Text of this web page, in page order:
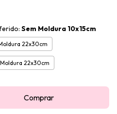
Sem Moldura 10x15cm
22x30cm
22x30cm